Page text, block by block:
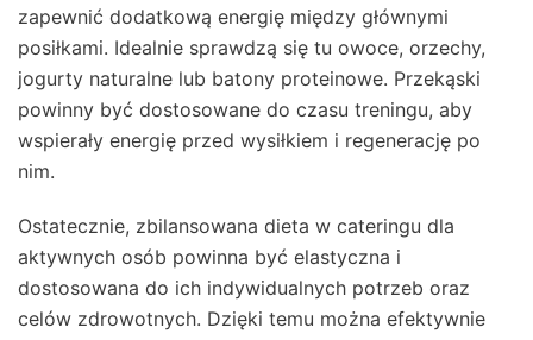
zapewnić dodatkową energię między głównymi
posiłkami. Idealnie sprawdzą się tu owoce, orzechy,
jogurty naturalne lub batony proteinowe. Przekąski
powinny być dostosowane do czasu treningu, aby
wspierały energię przed wysiłkiem i regenerację po
nim.
Ostatecznie, zbilansowana dieta w cateringu dla
aktywnych osób powinna być elastyczna i
dostosowana do ich indywidualnych potrzeb oraz
celów zdrowotnych. Dzięki temu można efektywnie